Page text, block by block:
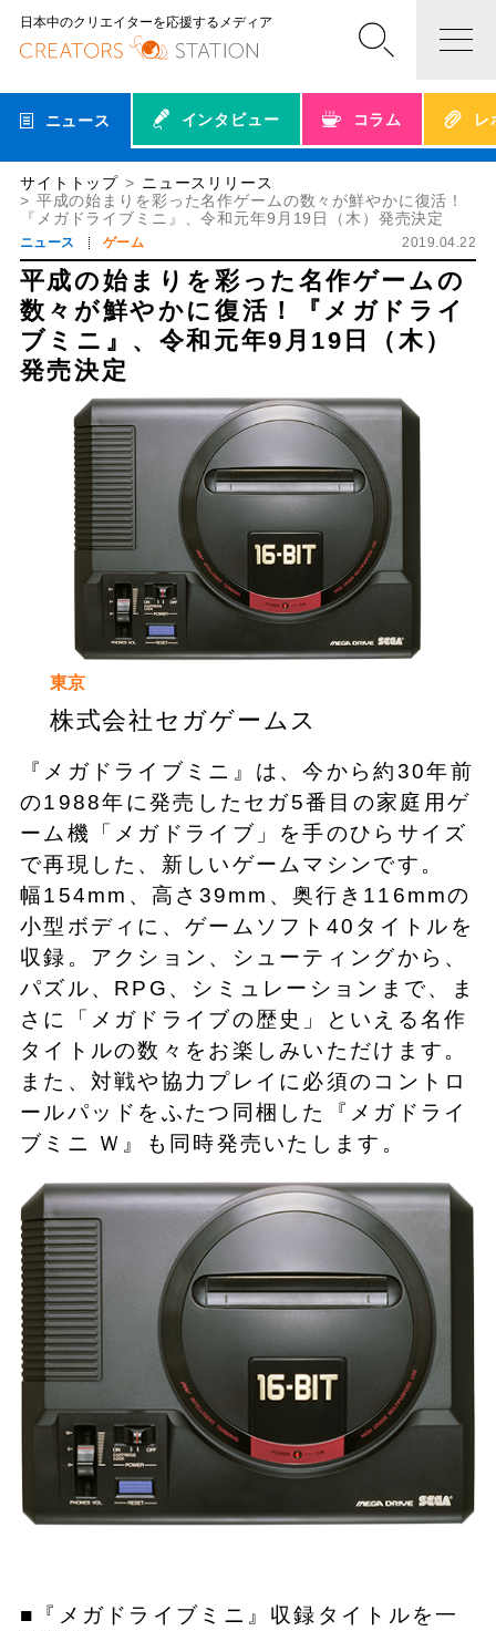
日本中のクリエイターを応援するメディア
ニュース インタビュー コラム レ
サイトトップ
ニュースリリース
平成の始まりを彩った名作ゲームの数々が鮮やかに復活！
『メガドライブミニ』、令和元年9月19日（木）発売決定
ニュース ゲーム 2019.04.22
平成の始まりを彩った名作ゲームの
数々が鮮やかに復活！『メガドライ
ブミニ』、令和元年9月19日（木）
発売決定
東京
株式会社セガゲームス
『メガドライブミニ』は、今から約30年前
の1988年に発売したセガ5番目の家庭用ゲ
ーム機「メガドライブ」を手のひらサイズ
で再現した、新しいゲームマシンです。
幅154mm、高さ39mm、奥行き116mmの
小型ボディに、ゲームソフト40タイトルを
収録。アクション、シューティングから、
パズル、RPG、シミュレーションまで、ま
さに「メガドライブの歴史」といえる名作
タイトルの数々をお楽しみいただけます。
また、対戦や協力プレイに必須のコントロ
ールパッドをふたつ同梱した『メガドライ
ブミニ Ｗ』も同時発売いたします。
■『メガドライブミニ』収録タイトルを一